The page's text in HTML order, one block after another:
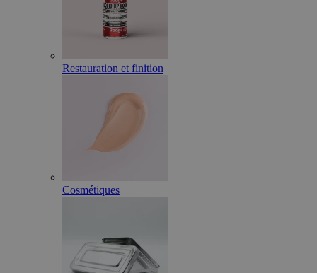
Restauration et finition
Cosmétiques